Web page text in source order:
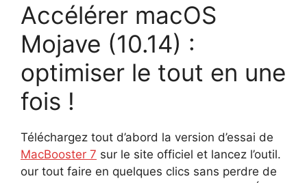
Accélérer macOS
Mojave (10.14) :
optimiser le tout en une
fois !
Téléchargez tout d’abord la version d’essai de
MacBooster 7 sur le site officiel et lancez l’outil.
our tout faire en quelques clics sans perdre de